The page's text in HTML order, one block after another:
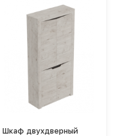
Шкаф двухдверный